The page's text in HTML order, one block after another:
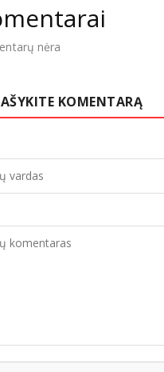
nėra
KOMENTARĄ